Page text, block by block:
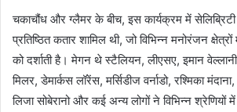
चकाचौंध और ग्लैमर के बीच, इस कार्यक्रम में
प्रतिष्ठित कतार शामिल थी, जो विभिन्न मनोरंजन
को दर्शाती है। मेगन थे स्टैलियन, लीएसए, इमान
मिलर, डेमार्कस लॉरेंस, मर्सिडीज वर्नाडो, रश्मिका
लिजा सोबेरानो और कई अन्य लोगों ने विभिन्न श्रेणियों